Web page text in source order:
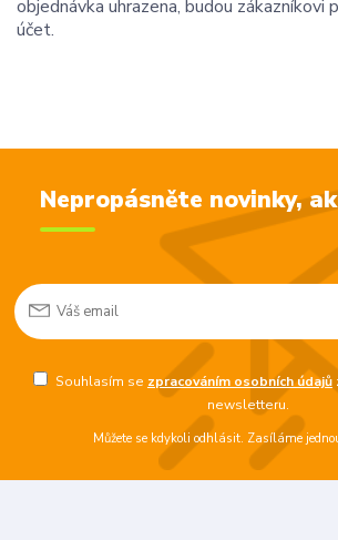
objednávka uhrazena, budou zákazníkovi
účet.
Nepropásněte novinky,
Souhlasím se zpracováním osobních údajů
newsletteru.
Můžete se kdykoli odhlásit. Zasíláme